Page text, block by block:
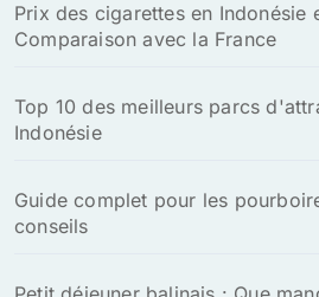
Prix des cigarettes en Indonésie
Comparaison avec la France
Top 10 des meilleurs parcs
Indonésie
Guide complet pour les
conseils